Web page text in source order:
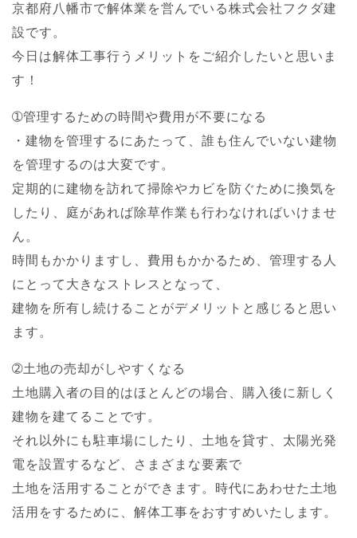
京都府八幡市で解体業を営んでいる株式会社フクダ建
設です。
今日は解体工事行うメリットをご紹介したいと思いま
す！
➀管理するための時間や費用が不要になる
・建物を管理するにあたって、誰も住んでいない建物
を管理するのは大変です。
定期的に建物を訪れて掃除やカビを防ぐために換気を
したり、庭があれば除草作業も行わなければいけませ
ん。
時間もかかりますし、費用もかかるため、管理する人
にとって大きなストレスとなって、
建物を所有し続けることがデメリットと感じると思い
ます。
➁土地の売却がしやすくなる
土地購入者の目的はほとんどの場合、購入後に新しく
建物を建てることです。
それ以外にも駐車場にしたり、土地を貸す、太陽光発
電を設置するなど、さまざまな要素で
土地を活用することができます。時代にあわせた土地
活用をするために、解体工事をおすすめいたします。